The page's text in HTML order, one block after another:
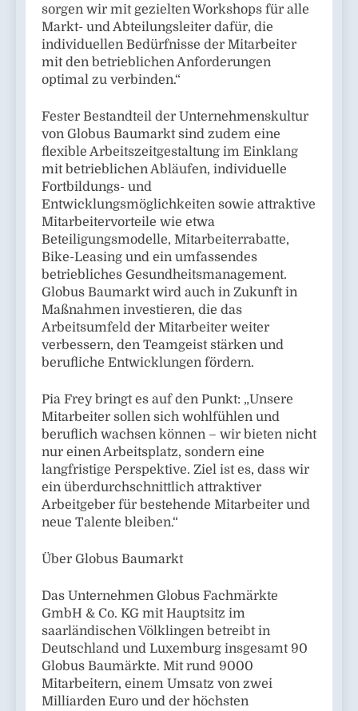
sorgen wir mit gezielten Workshops für alle
Markt- und Abteilungsleiter dafür, die
individuellen Bedürfnisse der Mitarbeiter
mit den betrieblichen Anforderungen
optimal zu verbinden.“
Fester Bestandteil der Unternehmenskultur
von Globus Baumarkt sind zudem eine
flexible Arbeitszeitgestaltung im Einklang
mit betrieblichen Abläufen, individuelle
Fortbildungs- und
Entwicklungsmöglichkeiten sowie attraktive
Mitarbeitervorteile wie etwa
Beteiligungsmodelle, Mitarbeiterrabatte,
Bike-Leasing und ein umfassendes
betriebliches Gesundheitsmanagement.
Globus Baumarkt wird auch in Zukunft in
Maßnahmen investieren, die das
Arbeitsumfeld der Mitarbeiter weiter
verbessern, den Teamgeist stärken und
berufliche Entwicklungen fördern.
Pia Frey bringt es auf den Punkt: „Unsere
Mitarbeiter sollen sich wohlfühlen und
beruflich wachsen können – wir bieten nicht
nur einen Arbeitsplatz, sondern eine
langfristige Perspektive. Ziel ist es, dass wir
ein überdurchschnittlich attraktiver
Arbeitgeber für bestehende Mitarbeiter und
neue Talente bleiben.“
Über Globus Baumarkt
Das Unternehmen Globus Fachmärkte
GmbH & Co. KG mit Hauptsitz im
saarländischen Völklingen betreibt in
Deutschland und Luxemburg insgesamt 90
Globus Baumärkte. Mit rund 9000
Mitarbeitern, einem Umsatz von zwei
Milliarden Euro und der höchsten